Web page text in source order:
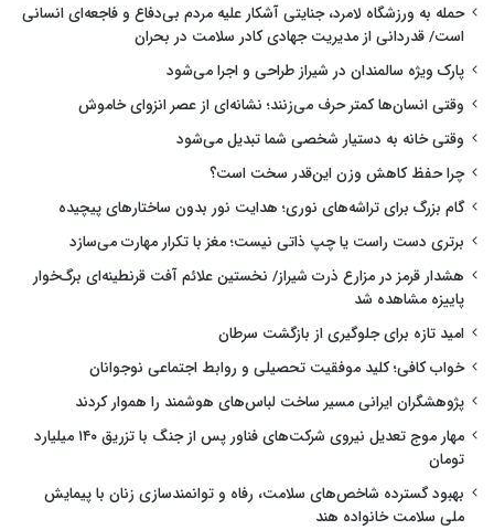
حمله به ورزشگاه لامرد، جنایتی آشکار علیه مردم بی‌دفاع و فاجعه‌ای انسانی
است/ قدردانی از مدیریت جهادی کادر سلامت در بحران
پارک ویژه سالمندان در شیراز طراحی و اجرا می‌شود
وقتی انسان‌ها کمتر حرف می‌زنند؛ نشانه‌ای از عصر انزوای خاموش
وقتی خانه به دستیار شخصی شما تبدیل می‌شود
چرا حفظ کاهش وزن این‌قدر سخت است؟
گام بزرگ برای تراشه‌های نوری؛ هدایت نور بدون ساختارهای پیچیده
برتری دست راست یا چپ ذاتی نیست؛ مغز با تکرار مهارت می‌سازد
هشدار قرمز در مزارع ذرت شیراز/ نخستین علائم آفت قرنطینه‌ای برگ‌خوار
پاییزه مشاهده شد
امید تازه برای جلوگیری از بازگشت سرطان
خواب کافی؛ کلید موفقیت تحصیلی و روابط اجتماعی نوجوانان
پژوهشگران ایرانی مسیر ساخت لباس‌های هوشمند را هموار کردند
مهار موج تعدیل نیروی شرکت‌های فناور پس از جنگ با تزریق ۱۴۰ میلیارد
تومان
بهبود گسترده شاخص‌های سلامت، رفاه و توانمندسازی زنان با پیمایش
ملی سلامت خانواده هند